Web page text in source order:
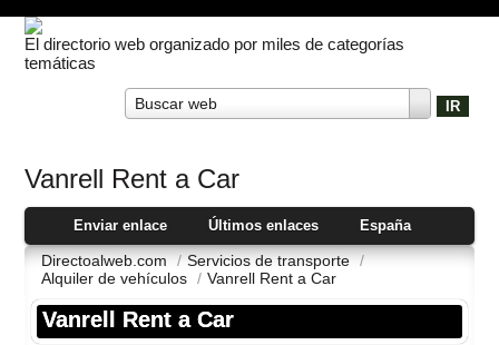
El directorio web organizado por miles de categorías
temáticas
Buscar web
Vanrell Rent a Car
Enviar enlace Últimos enlaces España
Directoalweb.com / Servicios de transporte /
Alquiler de vehí­culos / Vanrell Rent a Car
Vanrell Rent a Car